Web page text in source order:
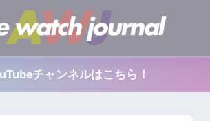
チャンネルはこちら！